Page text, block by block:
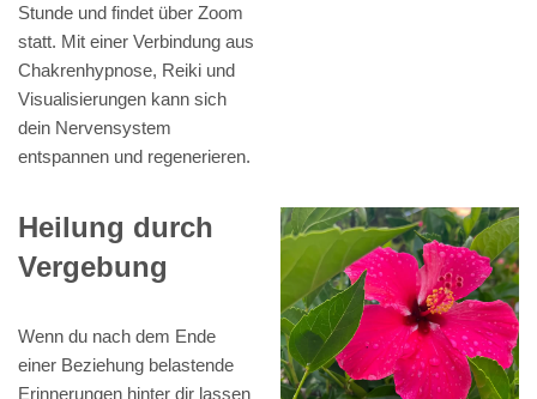
Stunde und findet über Zoom
statt. Mit einer Verbindung aus
Chakrenhypnose, Reiki und
Visualisierungen kann sich
dein Nervensystem
entspannen und regenerieren.
Heilung durch
Vergebung
Wenn du nach dem Ende
einer Beziehung belastende
Erinnerungen hinter dir lassen